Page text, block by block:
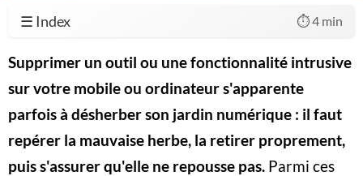
☰ Index ⏱️ 4 min
Supprimer un outil ou une fonctionnalité intrusive
sur votre mobile ou ordinateur s'apparente
parfois à désherber son jardin numérique : il faut
repérer la mauvaise herbe, la retirer proprement,
puis s'assurer qu'elle ne repousse pas. Parmi ces